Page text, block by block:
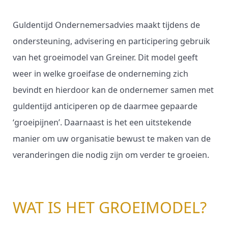
Guldentijd Ondernemersadvies maakt tijdens de
ondersteuning, advisering en participering gebruik
van het groeimodel van Greiner. Dit model geeft
weer in welke groeifase de onderneming zich
bevindt en hierdoor kan de ondernemer samen met
guldentijd anticiperen op de daarmee gepaarde
‘groeipijnen’. Daarnaast is het een uitstekende
manier om uw organisatie bewust te maken van de
veranderingen die nodig zijn om verder te groeien.
WAT IS HET GROEIMODEL?